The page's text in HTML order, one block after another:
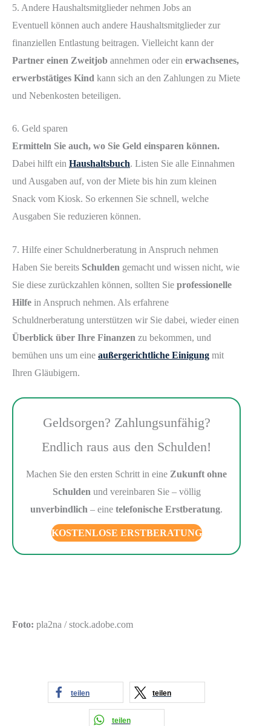
5. Andere Haushaltsmitglieder nehmen Jobs an
Eventuell können auch andere Haushaltsmitglieder zur
finanziellen Entlastung beitragen. Vielleicht kann der
Partner einen Zweitjob annehmen oder ein erwachsenes,
erwerbstätiges Kind kann sich an den Zahlungen zu Miete
und Nebenkosten beteiligen.
6. Geld sparen
Ermitteln Sie auch, wo Sie Geld einsparen können.
Dabei hilft ein Haushaltsbuch. Listen Sie alle Einnahmen
und Ausgaben auf, von der Miete bis hin zum kleinen
Snack vom Kiosk. So erkennen Sie schnell, welche
Ausgaben Sie reduzieren können.
7. Hilfe einer Schuldnerberatung in Anspruch nehmen
Haben Sie bereits Schulden gemacht und wissen nicht, wie
Sie diese zurückzahlen können, sollten Sie professionelle
Hilfe in Anspruch nehmen. Als erfahrene
Schuldnerberatung unterstützen wir Sie dabei, wieder einen
Überblick über Ihre Finanzen zu bekommen, und
bemühen uns um eine außergerichtliche Einigung mit
Ihren Gläubigern.
Geldsorgen? Zahlungsunfähig?
Endlich raus aus den Schulden!
Machen Sie den ersten Schritt in eine Zukunft ohne
Schulden und vereinbaren Sie – völlig
unverbindlich – eine telefonische Erstberatung.
KOSTENLOSE ERSTBERATUNG
Foto: pla2na / stock.adobe.com
teilen teilen
teilen